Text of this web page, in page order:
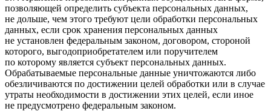
позволяющей определить субъекта персональных данных,
не дольше, чем этого требуют цели обработки персональных
данных, если срок хранения персональных данных
не установлен федеральным законом, договором, стороной
которого, выгодоприобретателем или поручителем
по которому является субъект персональных данных.
Обрабатываемые персональные данные уничтожаются либо
обезличиваются по достижении целей обработки или в случае
утраты необходимости в достижении этих целей, если иное
не предусмотрено федеральным законом.